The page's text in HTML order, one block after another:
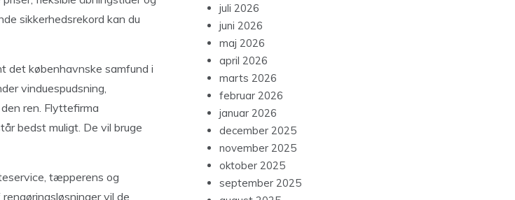
sikkerhedsrekord kan du
det københavnske samfund i
vinduespudsning,
ren. Flyttefirma
bedst muligt. De vil bruge
tæpperens og
vil de
juli 2026
juni 2026
maj 2026
april 2026
marts 2026
februar 2026
januar 2026
december 2025
november 2025
oktober 2025
september 2025